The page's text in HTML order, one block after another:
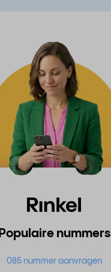
Populaire nummers
085 nummer aanvragen